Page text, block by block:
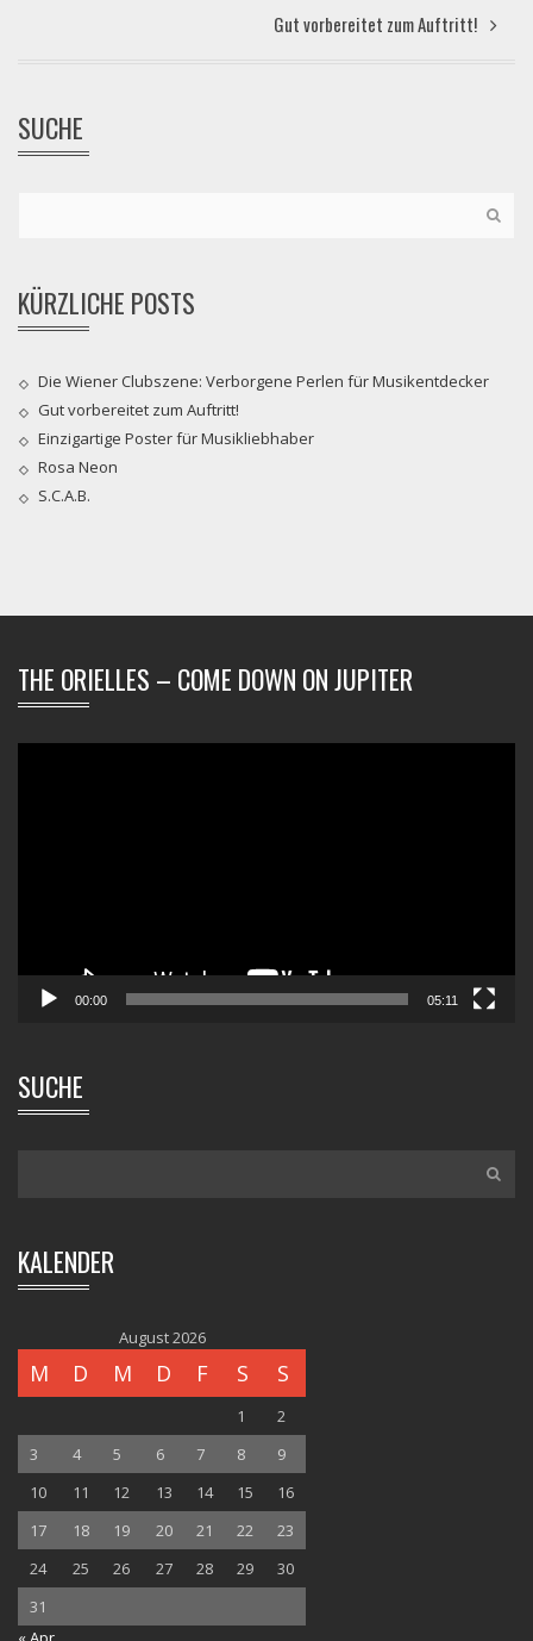
Gut vorbereitet zum Auftritt!
SUCHE
KÜRZLICHE POSTS
Die Wiener Clubszene: Verborgene Perlen für Musikentdecker
Gut vorbereitet zum Auftritt!
Einzigartige Poster für Musikliebhaber
Rosa Neon
S.C.A.B.
THE ORIELLES – COME DOWN ON JUPITER
00:00 05:11
SUCHE
KALENDER
August 2026
M D M D F S S
1
2
3
4 5 6 7 8
9
10
11 12 13 14 15
16
17
18 19 20 21 22
23
24
25 26 27 28 29
30
31